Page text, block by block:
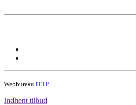
Webbureau ITTP
Indhent tilbud